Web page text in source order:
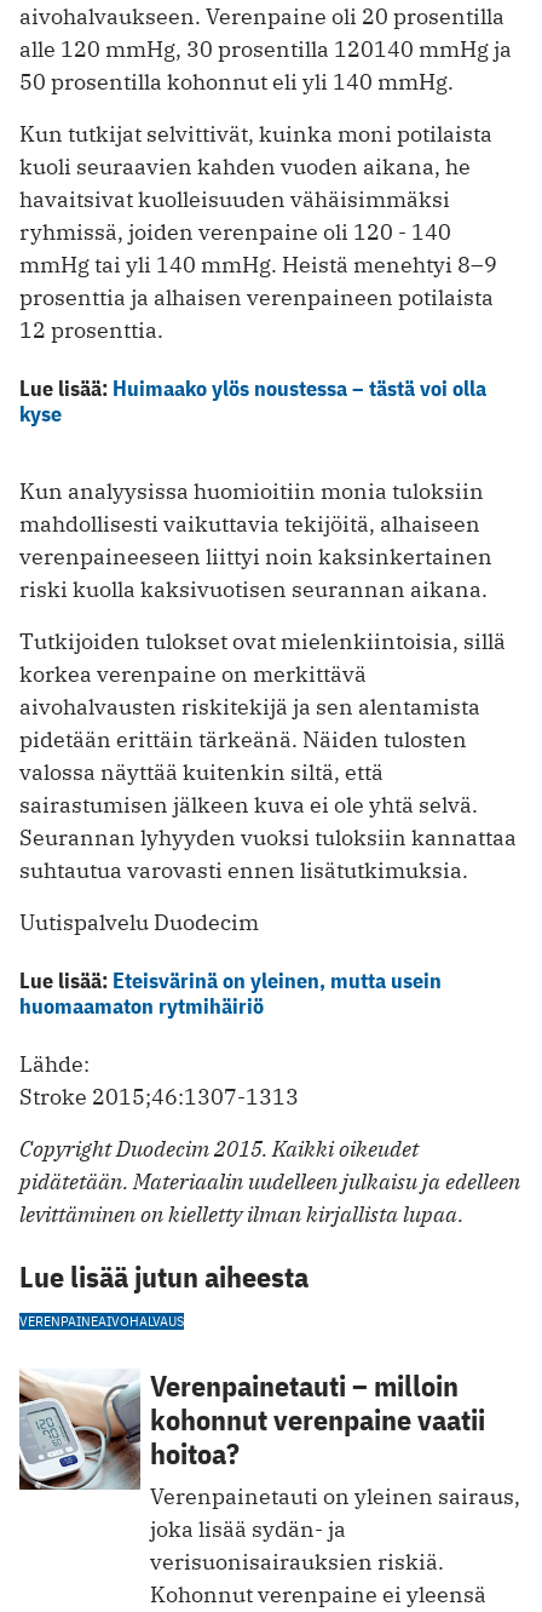
aivohalvaukseen. Verenpaine oli 20 prosentilla
alle 120 mmHg, 30 prosentilla 120140 mmHg ja
50 prosentilla kohonnut eli yli 140 mmHg.
Kun tutkijat selvittivät, kuinka moni potilaista
kuoli seuraavien kahden vuoden aikana, he
havaitsivat kuolleisuuden vähäisimmäksi
ryhmissä, joiden verenpaine oli 120 - 140
mmHg tai yli 140 mmHg. Heistä menehtyi 8–9
prosenttia ja alhaisen verenpaineen potilaista
12 prosenttia.
Lue lisää: Huimaako ylös noustessa – tästä voi olla
kyse
Kun analyysissa huomioitiin monia tuloksiin
mahdollisesti vaikuttavia tekijöitä, alhaiseen
verenpaineeseen liittyi noin kaksinkertainen
riski kuolla kaksivuotisen seurannan aikana.
Tutkijoiden tulokset ovat mielenkiintoisia, sillä
korkea verenpaine on merkittävä
aivohalvausten riskitekijä ja sen alentamista
pidetään erittäin tärkeänä. Näiden tulosten
valossa näyttää kuitenkin siltä, että
sairastumisen jälkeen kuva ei ole yhtä selvä.
Seurannan lyhyyden vuoksi tuloksiin kannattaa
suhtautua varovasti ennen lisätutkimuksia.
Uutispalvelu Duodecim
Lue lisää: Eteisvärinä on yleinen, mutta usein
huomaamaton rytmihäiriö
Lähde:
Stroke 2015;46:1307-1313
Copyright Duodecim 2015. Kaikki oikeudet
pidätetään. Materiaalin uudelleen julkaisu ja edelleen
levittäminen on kielletty ilman kirjallista lupaa.
Lue lisää jutun aiheesta
VERENPAINEAIVOHALVAUS
Verenpainetauti – milloin
kohonnut verenpaine vaatii
hoitoa?
Verenpainetauti on yleinen sairaus,
joka lisää sydän- ja
verisuonisairauksien riskiä.
Kohonnut verenpaine ei yleensä